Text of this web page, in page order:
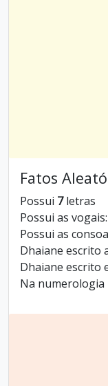
Fatos
Possui 7letras
Possui as vogais:
Possui as
Dhaiane escrito
Dhaiane escrito
Na numerologia